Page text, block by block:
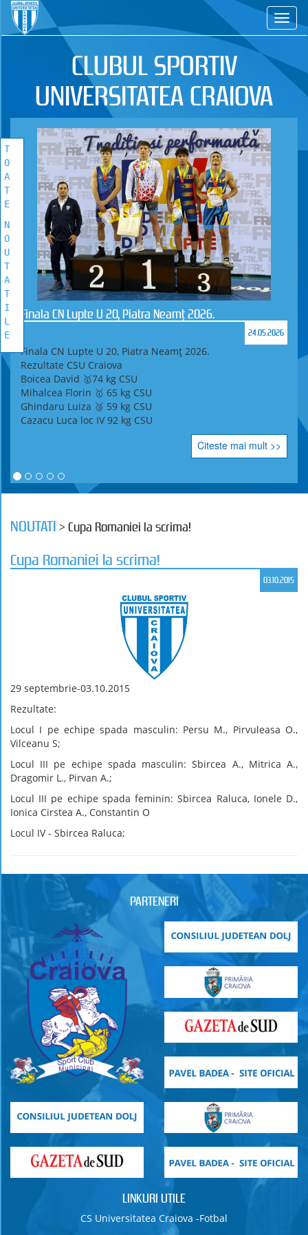
CS
CLUBUL SPORTIV
UNIVERSITATEA CRAIOVA
Finala CN Lupte U 20, Piatra Neamț 2026.
24.05.2026
Finala CN Lupte U 20, Piatra Neamț 2026.
Rezultate CSU Craiova
Boicea David 🥇74 kg CSU
Mihalcea Florin 🥇 65 kg CSU
Ghindaru Luiza 🥉 59 kg CSU
Cazacu Luca loc IV 92 kg CSU
Citeste mai mult >>
NOUTATI > Cupa Romaniei la scrima!
Cupa Romaniei la scrima!
03.10.2015
29 septembrie-03.10.2015
Rezultate:
Locul I pe echipe spada masculin: Persu M., Pirvuleasa O.,
Vilceanu S;
Locul III pe echipe spada masculin: Sbircea A., Mitrica A.,
Dragomir L., Pirvan A.;
Locul III pe echipe spada feminin: Sbircea Raluca, Ionele D.,
Ionica Cirstea A., Constantin O
Locul IV - Sbircea Raluca;
TOATE
NOUTATILE
Vezi toate stirile!
T
O
A
T
E
N
O
U
T
A
T
I
L
E
PARTENERI
LINKURI UTILE
CS Universitatea Craiova -Fotbal